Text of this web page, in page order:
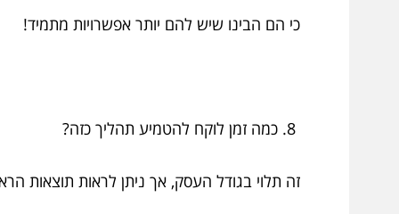
כי הם הבינו שיש להם יותר אפשרויות מתמיד!
כמה זמן לוקח להטמיע תהליך כזה?
זה תלוי בגודל העסק, אך ניתן לראות תוצאות